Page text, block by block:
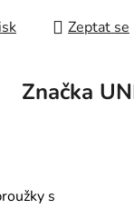
Zeptat se
Značka
s